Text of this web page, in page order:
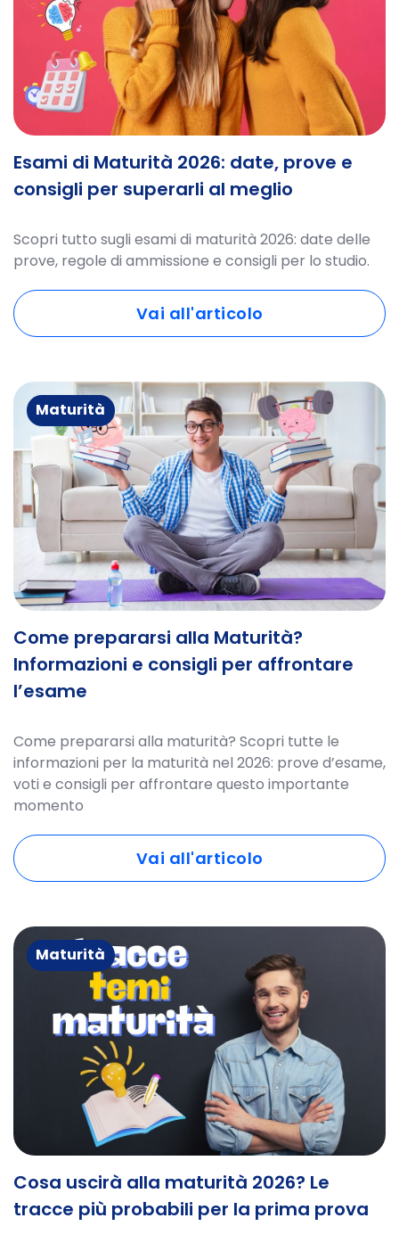
Esami di Maturità 2026: date, prove e
consigli per superarli al meglio
Scopri tutto sugli esami di maturità 2026: date delle
prove, regole di ammissione e consigli per lo studio.
Vai all'articolo
Maturità
Come prepararsi alla Maturità?
Informazioni e consigli per affrontare
l’esame
Come prepararsi alla maturità? Scopri tutte le
informazioni per la maturità nel 2026: prove d’esame,
voti e consigli per affrontare questo importante
momento
Vai all'articolo
Maturità
Cosa uscirà alla maturità 2026? Le
tracce più probabili per la prima prova